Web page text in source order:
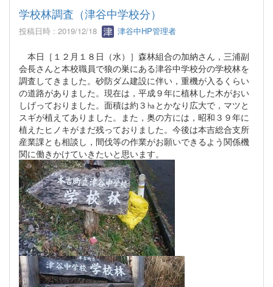
学校林調査（津谷中学校分）
投稿日時 : 2019/12/18 津谷中HP管理者
本日［１２月１８日（水）］森林組合の加納さん，三浦副
会長さんと本校職員で狼の巣にある津谷中学校分の学校林を
調査してきました。砂防ダム建設に伴い，重機が入るくらい
の道路がありました。現在は，平成９年に植林した木がおい
しげっておりました。面積は約３㏊とかなり広大で，マツと
スギが植えてありました。また，奥の方には，昭和３９年に
植えたヒノキがまだ残っておりました。今後は本吉総合支所
産業課とも相談し，間伐等の作業がお願いできるよう関係機
関に働きかけていきたいと思います。